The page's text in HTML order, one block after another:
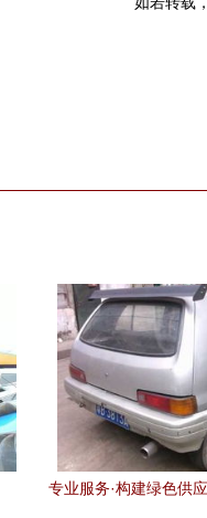
专业服务·构建绿色供